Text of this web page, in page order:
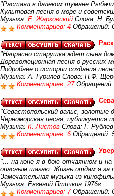
"Растаял в далеком тумане
Культовая песня о море и
Музыка: Е. Жарковский Слова: Н.
Комментариев: 4 Обращений:
"Напрасно старушка ждет сына
Дореволюционная песня о русских
Подробнее о истории создания
Музыка: А. Гурилев Слова: Н.Ф.
Комментариев: 27 Обращений:
"Севастопольский вальс, золотые
Черноморская песня, публикуется
Музыка: К. Листов Слова: Г.
Комментариев: 6 Обращений:
"... на коне я в бою отчаянном и
опасным шагаю. Жизнь отдам я
Замечательная музыка из
Музыка: Евгений Птичкин 1976г.
Комментариев: 7 Обращений: